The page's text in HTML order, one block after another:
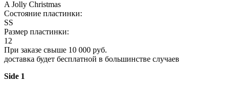
A Jolly Christmas
Состояние пластинки:
SS
Размер пластинки:
12
При заказе свыше 10 000 руб.
доставка будет бесплатной в большинстве случаев
Side 1